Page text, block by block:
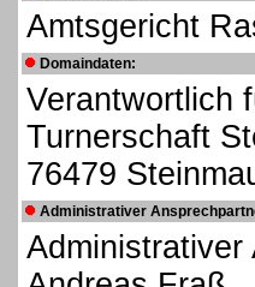
Amtsgericht
Domaindaten:
Verantwortlich
Turnerschaft
76479
Administrativer
Administrativer